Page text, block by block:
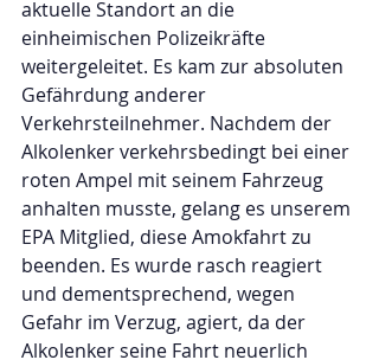
aktuelle Standort an die
einheimischen Polizeikräfte
weitergeleitet. Es kam zur absoluten
Gefährdung anderer
Verkehrsteilnehmer. Nachdem der
Alkolenker verkehrsbedingt bei einer
roten Ampel mit seinem Fahrzeug
anhalten musste, gelang es unserem
EPA Mitglied, diese Amokfahrt zu
beenden. Es wurde rasch reagiert
und dementsprechend, wegen
Gefahr im Verzug, agiert, da der
Alkolenker seine Fahrt neuerlich